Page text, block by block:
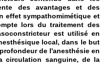
des avantages et des
effet sympathomimétique et
lors du traitement des
est utilisé en
local, dans le but
de l'anesthésie en
circulation sanguine, de la